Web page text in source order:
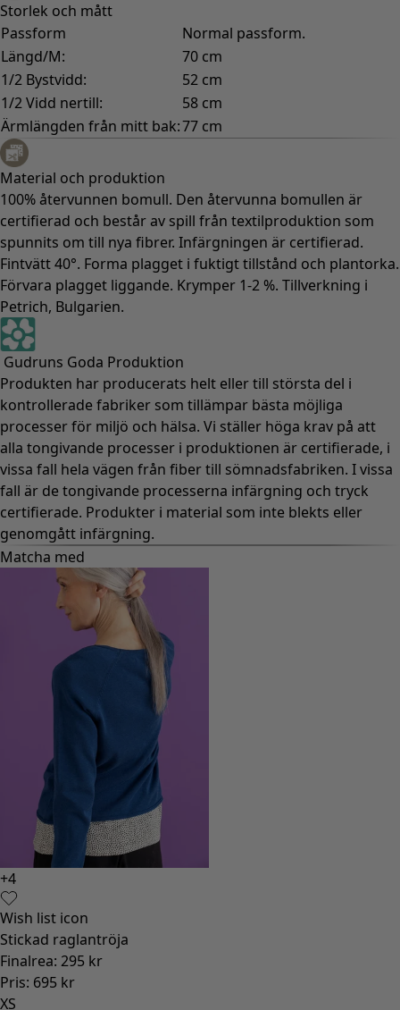
Storlek och mått
Passform
Normal passform.
Längd/M:
70 cm
1/2 Bystvidd:
52 cm
1/2 Vidd nertill:
58 cm
Ärmlängden från mitt bak:77 cm
Material och produktion
100% återvunnen bomull. Den återvunna bomullen är
certifierad och består av spill från textilproduktion som
spunnits om till nya fibrer. Infärgningen är certifierad.
Fintvätt 40°. Forma plagget i fuktigt tillstånd och plantorka.
Förvara plagget liggande. Krymper 1-2 %. Tillverkning i
Petrich, Bulgarien.
Gudruns Goda Produktion
Produkten har producerats helt eller till största del i
kontrollerade fabriker som tillämpar bästa möjliga
processer för miljö och hälsa. Vi ställer höga krav på att
alla tongivande processer i produktionen är certifierade, i
vissa fall hela vägen från fiber till sömnadsfabriken. I vissa
fall är de tongivande processerna infärgning och tryck
certifierade. Produkter i material som inte blekts eller
genomgått infärgning.
Matcha med
+4
Wish list icon
Stickad raglantröja
Finalrea: 295 kr
Pris: 695 kr
XS